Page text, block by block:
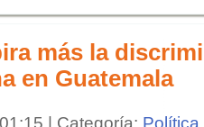
más la
en Guatemala
| Categoría: Política